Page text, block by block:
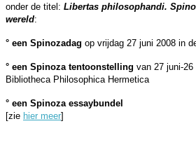
onder de titel: Libertas philosophandi.
wereld:
° een Spinozadag op vrijdag 27 juni 2008 in
° een Spinoza tentoonstelling van 27 juni-
Bibliotheca Philosophica Hermetica
° een Spinoza essaybundel
[zie hier meer]